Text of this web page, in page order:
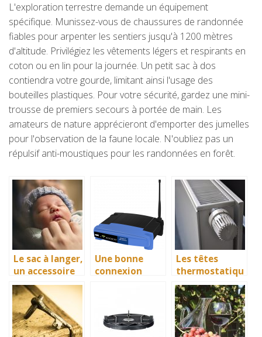
L'exploration terrestre demande un équipement
spécifique. Munissez-vous de chaussures de randonnée
fiables pour arpenter les sentiers jusqu'à 1200 mètres
d'altitude. Privilégiez les vêtements légers et respirants en
coton ou en lin pour la journée. Un petit sac à dos
contiendra votre gourde, limitant ainsi l'usage des
bouteilles plastiques. Pour votre sécurité, gardez une mini-
trousse de premiers secours à portée de main. Les
amateurs de nature apprécieront d'emporter des jumelles
pour l'observation de la faune locale. N'oubliez pas un
répulsif anti-moustiques pour les randonnées en forêt.
Le sac à langer,
un accessoire
pour votre
Une bonne
connexion
Les têtes
thermostatiqu
es, des
véritables
régulateur de
température